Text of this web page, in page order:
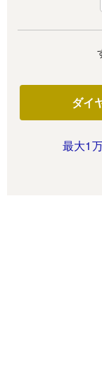
ダイ
最大1